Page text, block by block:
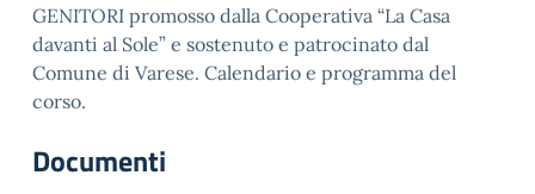
GENITORI promosso dalla Cooperativa “La Casa
davanti al Sole” e sostenuto e patrocinato dal
Comune di Varese. Calendario e programma del
corso.
Documenti